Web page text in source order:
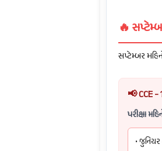
🔥
સપ્ટેમ્બર
📢 CCE
પરીક્ષા
• જુનિયર